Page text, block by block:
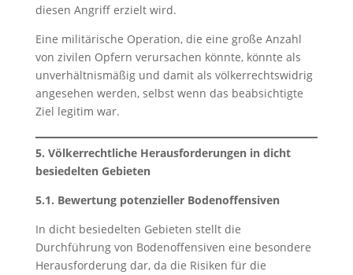
diesen Angriff erzielt wird.
Eine militärische Operation, die eine große Anzahl
von zivilen Opfern verursachen könnte, könnte als
unverhältnismäßig und damit als völkerrechtswidrig
angesehen werden, selbst wenn das beabsichtigte
Ziel legitim war.
5. Völkerrechtliche Herausforderungen in dicht
besiedelten Gebieten
5.1. Bewertung potenzieller Bodenoffensiven
In dicht besiedelten Gebieten stellt die
Durchführung von Bodenoffensiven eine besondere
Herausforderung dar, da die Risiken für die